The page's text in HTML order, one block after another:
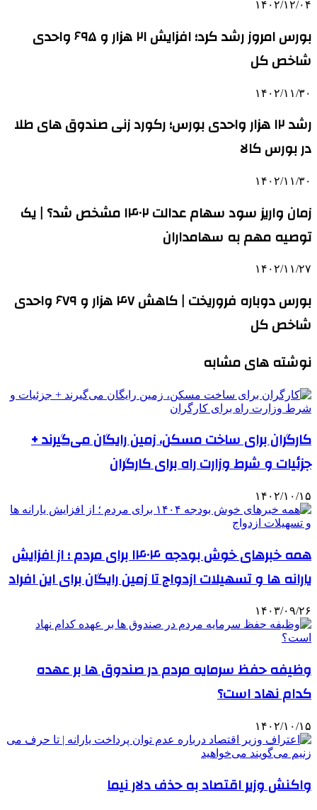
۱۴۰۲/۱۲/۰۴
بورس امروز رشد کرد؛ افزایش ۲۱ هزار و ۶۹۵ واحدی
شاخص کل
۱۴۰۲/۱۱/۳۰
رشد ۱۲ هزار واحدی بورس؛ رکورد زنی صندوق های طلا
در بورس کالا
۱۴۰۲/۱۱/۳۰
زمان واریز سود سهام عدالت ۱۴۰۲ مشخص شد؟ | یک
توصیه مهم به سهامداران
۱۴۰۲/۱۱/۲۷
بورس دوباره فروریخت | کاهش ۴۷ هزار و ۶۷۹ واحدی
شاخص کل
نوشته های مشابه
کارگران برای ساخت مسکن، زمین رایگان می‌گیرند +
جزئیات و شرط وزارت راه برای کارگران
۱۴۰۲/۱۰/۱۵
همه خبرهای‌ خوش بودجه ۱۴۰۴ برای مردم ؛ از افزایش
یارانه‌ ها و تسهیلات ازدواج تا زمین رایگان برای این افراد
۱۴۰۳/۰۹/۲۶
وظیفه حفظ سرمایه مردم در صندوق‌ ها بر عهده
کدام نهاد است؟
۱۴۰۲/۱۰/۱۵
واکنش وزیر اقتصاد به حذف دلار نیما